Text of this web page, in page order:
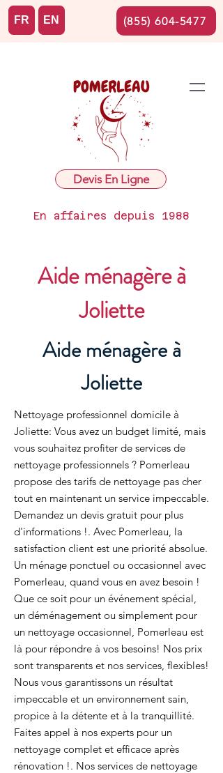
Devis En Ligne
En affaires depuis 1988
FR EN (855) 604-5477
Aide ménagère à
Joliette
Aide ménagère à
Joliette
Nettoyage professionnel domicile à
Joliette: Vous avez un budget limité, mais
vous souhaitez profiter de services de
nettoyage professionnels ? Pomerleau
propose des tarifs de nettoyage pas cher
tout en maintenant un service impeccable.
Demandez un devis gratuit pour plus
d'informations !. Avec Pomerleau, la
satisfaction client est une priorité absolue.
Un ménage ponctuel ou occasionnel avec
Pomerleau, quand vous en avez besoin !
Que ce soit pour un événement spécial,
un déménagement ou simplement pour
un nettoyage occasionnel, Pomerleau est
là pour répondre à vos besoins! Nos prix
sont transparents et nos services, flexibles!
Nous vous garantissons un résultat
impeccable et un environnement sain,
propice à la détente et à la tranquillité.
Faites appel à nos experts pour un
nettoyage complet et efficace après
rénovation !. Nos services de nettoyage